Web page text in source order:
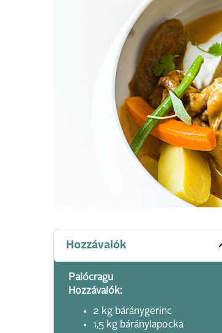
Hozzávalók
Palócragu
Hozzávalók:
2 kg báránygerinc
1,5 kg báránylapocka